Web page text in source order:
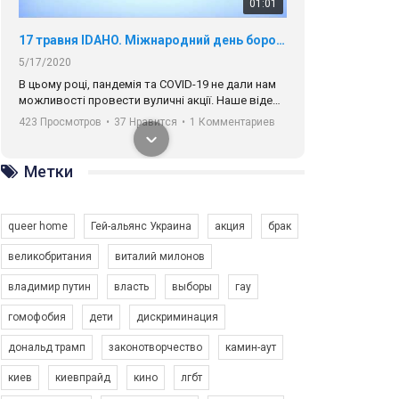
01:01
17 травня IDAHO. Міжнародний день боротьби з гомофобією трансфобією і біфобія.
5/17/2020
В цьому році, пандемія та COVІD-19 не дали нам
можливості провести вуличні акції. Наше відео-
звернення про те, що навіть коли ми у різних
містах та не можемо зустрінеться, ми разом. Ми
закликаємо всіх хто поділяє цінності рівності та
солідарності, приєднатися до нас. Регіональні
підрозділи ГАУ є в 16 областях України.
423 Просмотров • 37 Нравится • 1 Комментариев
Зупинимо насильство проти ЛГБТ в Україні! Stop violence against LGBT in Ukraine!
Емоційний та вражаючий промо-ролік на
Метки
queer home Гей-альянс Украина акция брак
великобритания виталий милонов
владимир путин власть выборы гау
гомофобия дети дискриминация
дональд трамп законотворчество камин-аут
киев киевпрайд кино лгбт